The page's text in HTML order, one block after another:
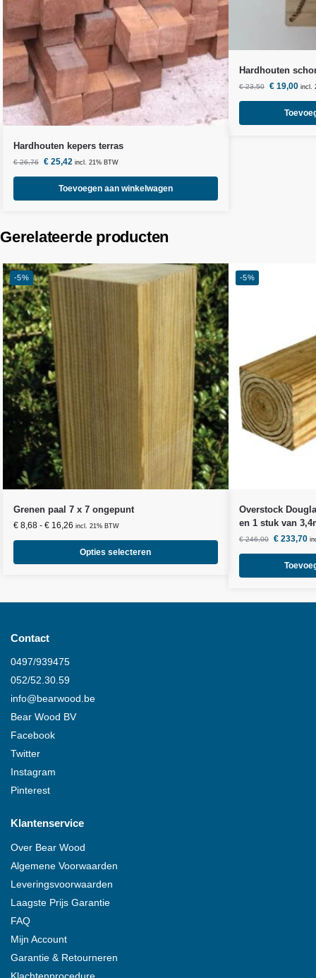
Hardhouten kepers terras
€26,76 €25,42 incl. 21% BTW
Toevoegen aan winkelwagen
Hardhouten
€23,50 €19,00 incl.
Gerelateerde producten
-5%
Grenen paal 7 x 7 ongepunt
€8,68 - €16,26 incl. 21% BTW
Opties selecteren
-5%
Overstock
en 1 stuk van
€246,00 €233,70
Contact
0497/939475
052/52.30.59
info@bearwood .be
Bear Wood BV
Facebook
Twitter
Instagram
Pinterest
Klantenservice
Over Bear Wood
Algemene Voorwaarden
Leveringsvoorwaarden
Laagste Prijs Garantie
FAQ
Mijn Account
Garantie & Retourneren
Klachtenprocedure